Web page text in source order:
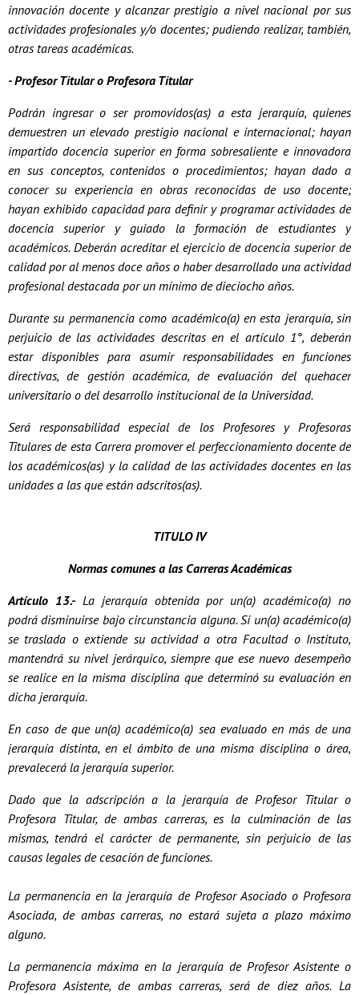
innovación docente y alcanzar prestigio a nivel nacional por sus
actividades profesionales y/o docentes; pudiendo realizar, también,
otras tareas académicas.
- Profesor Titular o Profesora Titular
Podrán ingresar o ser promovidos(as) a esta jerarquía, quienes
demuestren un elevado prestigio nacional e internacional; hayan
impartido docencia superior en forma sobresaliente e innovadora
en sus conceptos, contenidos o procedimientos; hayan dado a
conocer su experiencia en obras reconocidas de uso docente;
hayan exhibido capacidad para definir y programar actividades de
docencia superior y guiado la formación de estudiantes y
académicos. Deberán acreditar el ejercicio de docencia superior de
calidad por al menos doce años o haber desarrollado una actividad
profesional destacada por un mínimo de dieciocho años.
Durante su permanencia como académico(a) en esta jerarquía, sin
perjuicio de las actividades descritas en el artículo 1°, deberán
estar disponibles para asumir responsabilidades en funciones
directivas, de gestión académica, de evaluación del quehacer
universitario o del desarrollo institucional de la Universidad.
Será responsabilidad especial de los Profesores y Profesoras
Titulares de esta Carrera promover el perfeccionamiento docente de
los académicos(as) y la calidad de las actividades docentes en las
unidades a las que están adscritos(as).
TITULO IV
Normas comunes a las Carreras Académicas
Artículo 13.-La jerarquía obtenida por un(a) académico(a) no
podrá disminuirse bajo circunstancia alguna. Si un(a) académico(a)
se traslada o extiende su actividad a otra Facultad o Instituto,
mantendrá su nivel jerárquico, siempre que ese nuevo desempeño
se realice en la misma disciplina que determinó su evaluación en
dicha jerarquía.
En caso de que un(a) académico(a) sea evaluado en más de una
jerarquía distinta, en el ámbito de una misma disciplina o área,
prevalecerá la jerarquía superior.
Dado que la adscripción a la jerarquía de Profesor Titular o
Profesora Titular, de ambas carreras, es la culminación de las
mismas, tendrá el carácter de permanente, sin perjuicio de las
causas legales de cesación de funciones.
La permanencia en la jerarquía de Profesor Asociado o Profesora
Asociada, de ambas carreras, no estará sujeta a plazo máximo
alguno.
La permanencia máxima en la jerarquía de Profesor Asistente o
Profesora Asistente, de ambas carreras, será de diez años. La